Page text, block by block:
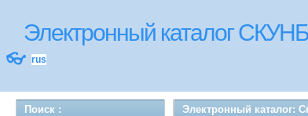
Электронный каталог
👓 rus
Поиск : Электронный каталог: